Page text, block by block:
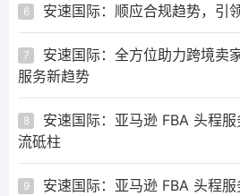
6 安速国际：顺应合规趋势，引
7
安速国际：全方位助力跨境卖
服务新趋势
8
安速国际：亚马逊 FBA 头程
流砥柱
9
安速国际：亚马逊 FBA 头程